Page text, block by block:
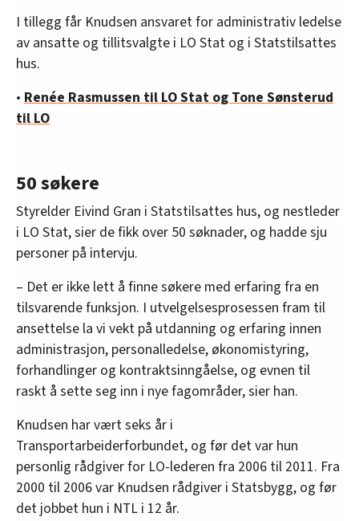
I tillegg får Knudsen ansvaret for administrativ ledelse
av ansatte og tillitsvalgte i LO Stat og i Statstilsattes
hus.
• Renée Rasmussen til LO Stat og Tone Sønsterud
til LO
50 søkere
Styrelder Eivind Gran i Statstilsattes hus, og nestleder
i LO Stat, sier de fikk over 50 søknader, og hadde sju
personer på intervju.
– Det er ikke lett å finne søkere med erfaring fra en
tilsvarende funksjon. I utvelgelsesprosessen fram til
ansettelse la vi vekt på utdanning og erfaring innen
administrasjon, personalledelse, økonomistyring,
forhandlinger og kontraktsinngåelse, og evnen til
raskt å sette seg inn i nye fagområder, sier han.
Knudsen har vært seks år i
Transportarbeiderforbundet, og før det var hun
personlig rådgiver for LO-lederen fra 2006 til 2011. Fra
2000 til 2006 var Knudsen rådgiver i Statsbygg, og før
det jobbet hun i NTL i 12 år.